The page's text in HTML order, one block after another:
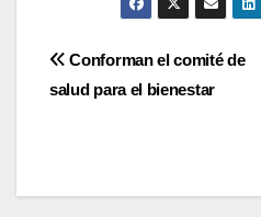
Navegación
Conforman el comité de
salud para el bienestar